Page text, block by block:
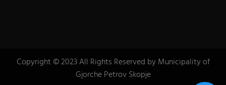
Copyright © 2023 All Rights Reserved by Municipality of
Gjorche Petrov Skopje